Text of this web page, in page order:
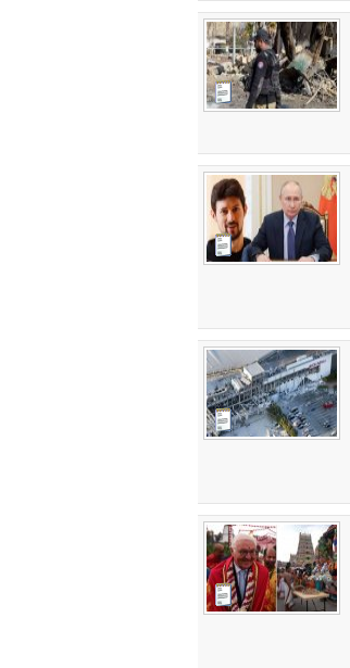
NewsIcon
NewsIcon
NewsIcon
NewsIcon